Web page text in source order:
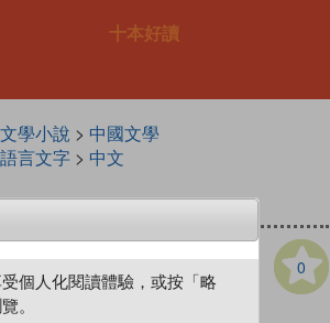
十本好讀
文學小說 > 中國文學
語言文字> 中文
0
個人化閱讀體驗，或按「略
。